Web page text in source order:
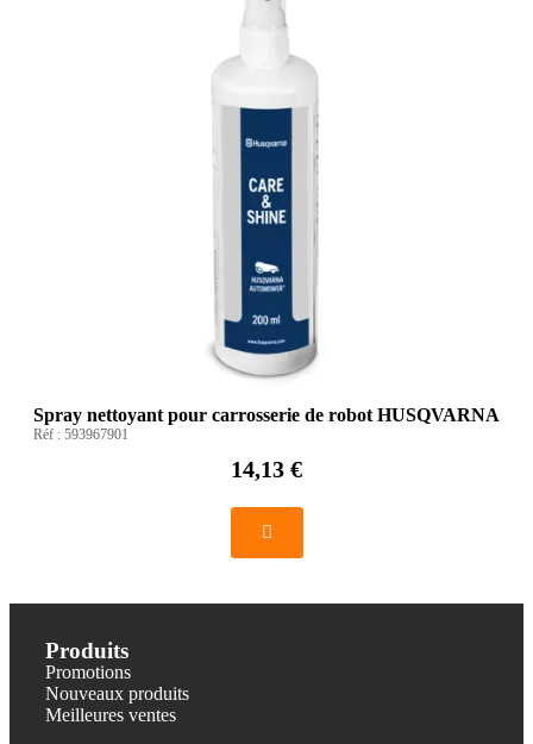
Spray nettoyant pour carrosserie de robot HUSQVARNA
Réf : 593967901
14,13 €
Produits
Promotions
Nouveaux produits
Meilleures ventes